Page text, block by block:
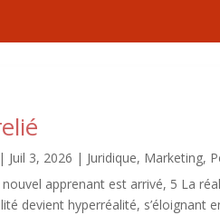
| Juil 3, 2026 | Juridique, Marketing,
nouvel apprenant est arrivé, 5 La
devient hyperréalité, s’éloignant